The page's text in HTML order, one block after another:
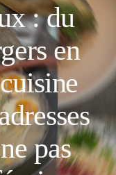
: du
en
pas